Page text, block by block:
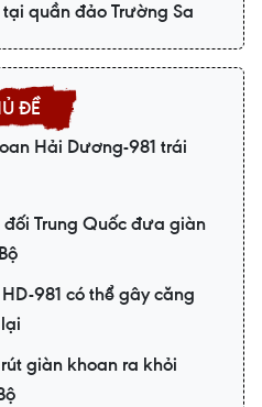
quần đảo Trường Sa
Hải Dương-981 trái
Trung Quốc đưa giàn
981 có thể gây căng
giàn khoan ra khỏi